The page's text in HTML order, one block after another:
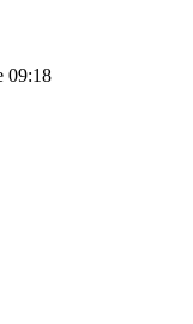
09:18